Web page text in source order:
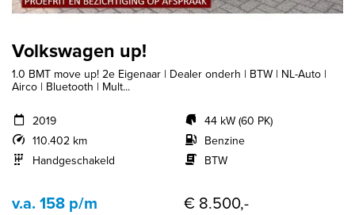
Volkswagen up!
1.0 BMT move up! 2e Eigenaar | Dealer onderh | BTW | NL-Auto |
Airco | Bluetooth | Mult...
2019
110.402 km
Handgeschakeld
44 kW (60 PK)
Benzine
BTW
v.a. 158 p/m € 8.500,-